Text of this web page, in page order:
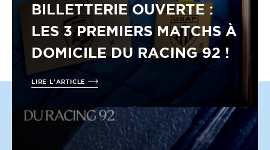
BILLETTERIE OUVERTE :
LES 3 PREMIERS MATCHS À
DOMICILE DU RACING 92 !
LIRE L'ARTICLE